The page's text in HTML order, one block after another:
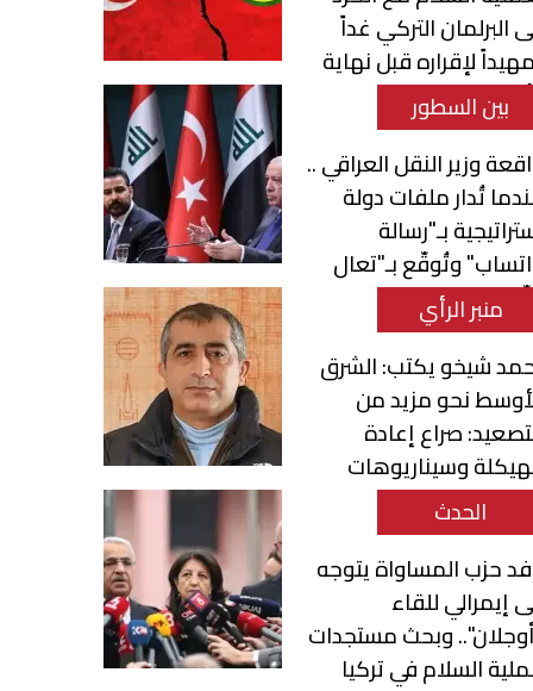
البرلمان التركي غداً
لإقراره قبل نهاية
بين السطور
وزير النقل العراقي ..
تُدار ملفات دولة
بـ"رسالة
وتُوقّع بـ"تعال
منبر الرأي
شيخو يكتب: الشرق
نحو مزيد من
صراع إعادة
وسيناريوهات
الإقليمي
الحدث
حزب المساواة يتوجه
إيمرالي للقاء
وبحث مستجدات
السلام في تركيا